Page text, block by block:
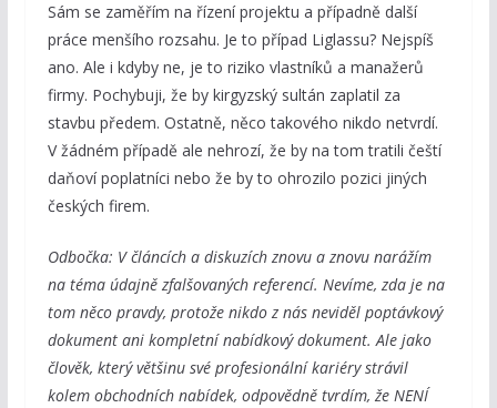
Sám se zaměřím na řízení projektu a případně další
práce menšího rozsahu. Je to případ Liglassu? Nejspíš
ano. Ale i kdyby ne, je to riziko vlastníků a manažerů
firmy. Pochybuji, že by kirgyzský sultán zaplatil za
stavbu předem. Ostatně, něco takového nikdo netvrdí.
V žádném případě ale nehrozí, že by na tom tratili čeští
daňoví poplatníci nebo že by to ohrozilo pozici jiných
českých firem.
Odbočka: V článcích a diskuzích znovu a znovu narážím
na téma údajně zfalšovaných referencí. Nevíme, zda je na
tom něco pravdy, protože nikdo z nás neviděl poptávkový
dokument ani kompletní nabídkový dokument. Ale jako
člověk, který většinu své profesionální kariéry strávil
kolem obchodních nabídek, odpovědně tvrdím, že NENÍ